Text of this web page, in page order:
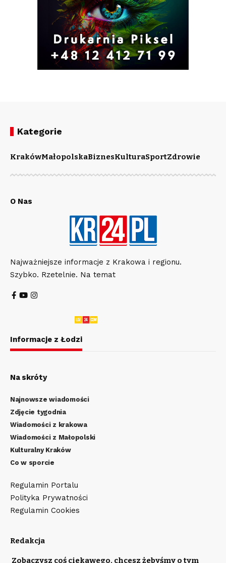
Kategorie
KrakówMałopolskaBiznesKulturaSportZdrowie
O Nas
Najważniejsze informacje z Krakowa i regionu.
Szybko. Rzetelnie. Na temat
Informacje z Łodzi
Na skróty
Najnowsze wiadomości
Zdjęcie tygodnia
Wiadomości z krakowa
Wiadomości z Małopolski
Kulturalny Kraków
Co w sporcie
Regulamin Portalu
Polityka Prywatności
Regulamin Cookies
Redakcja
Zobaczysz coś ciekawego, chcesz żebyśmy o tym